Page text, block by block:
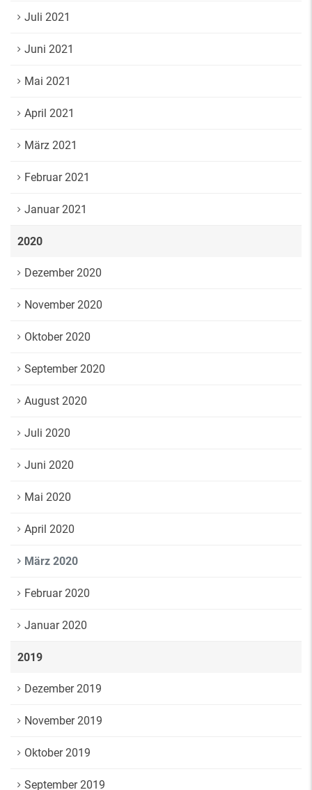
Juli 2021
Juni 2021
Mai 2021
April 2021
März 2021
Februar 2021
Januar 2021
2020
Dezember 2020
November 2020
Oktober 2020
September 2020
August 2020
Juli 2020
Juni 2020
Mai 2020
April 2020
März 2020
Februar 2020
Januar 2020
2019
Dezember 2019
November 2019
Oktober 2019
September 2019